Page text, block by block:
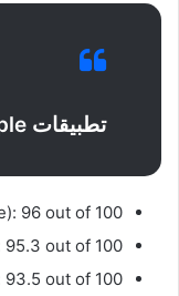
تطبيقات Apple :
96 out of 100
95.3 out of 100
93.5 out of 100